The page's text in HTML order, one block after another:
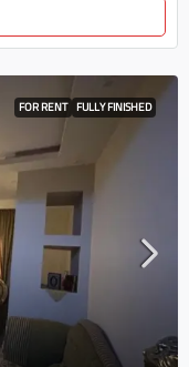
FOR RENT FULLY FINISHED